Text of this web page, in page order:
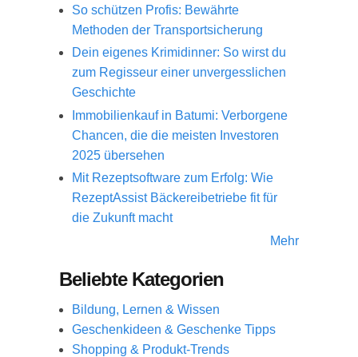
So schützen Profis: Bewährte
Methoden der Transportsicherung
Dein eigenes Krimidinner: So wirst du
zum Regisseur einer unvergesslichen
Geschichte
Immobilienkauf in Batumi: Verborgene
Chancen, die die meisten Investoren
2025 übersehen
Mit Rezeptsoftware zum Erfolg: Wie
RezeptAssist Bäckereibetriebe fit für
die Zukunft macht
Mehr
Beliebte Kategorien
Bildung, Lernen & Wissen
Geschenkideen & Geschenke Tipps
Shopping & Produkt-Trends